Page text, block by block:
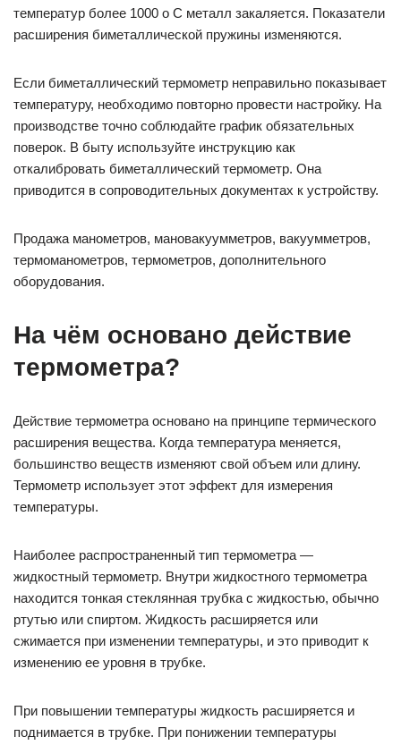
температур более 1000 о С металл закаляется. Показатели
расширения биметаллической пружины изменяются.
Если биметаллический термометр неправильно показывает
температуру, необходимо повторно провести настройку. На
производстве точно соблюдайте график обязательных
поверок. В быту используйте инструкцию как
откалибровать биметаллический термометр. Она
приводится в сопроводительных документах к устройству.
Продажа манометров, мановакуумметров, вакуумметров,
термоманометров, термометров, дополнительного
оборудования.
На чём основано действие
термометра?
Действие термометра основано на принципе термического
расширения вещества. Когда температура меняется,
большинство веществ изменяют свой объем или длину.
Термометр использует этот эффект для измерения
температуры.
Наиболее распространенный тип термометра —
жидкостный термометр. Внутри жидкостного термометра
находится тонкая стеклянная трубка с жидкостью, обычно
ртутью или спиртом. Жидкость расширяется или
сжимается при изменении температуры, и это приводит к
изменению ее уровня в трубке.
При повышении температуры жидкость расширяется и
поднимается в трубке. При понижении температуры